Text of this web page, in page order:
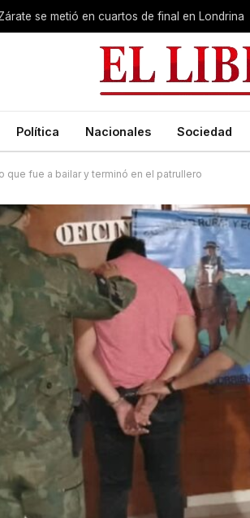
se metió en cuartos de final en Londrina
Política Nacionales Sociedad
que fue a bailar y terminó en el patrullero